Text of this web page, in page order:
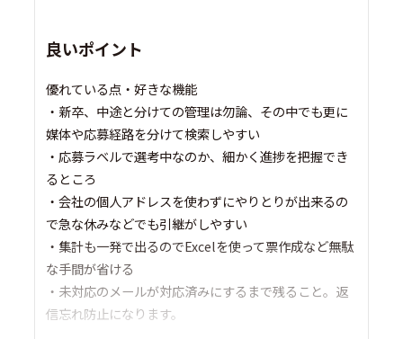
良いポイント
優れている点・好きな機能
・新卒、中途と分けての管理は勿論、その中でも更に
媒体や応募経路を分けて検索しやすい
・応募ラベルで選考中なのか、細かく進捗を把握でき
るところ
・会社の個人アドレスを使わずにやりとりが出来るの
で急な休みなどでも引継がしやすい
・集計も一発で出るのでExcelを使って票作成など無駄
な手間が省ける
・未対応のメールが対応済みにするまで残ること。返
信忘れ防止になります。